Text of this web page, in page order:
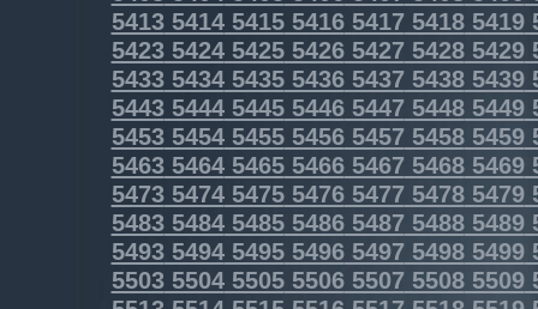
5413541454155416541754185419
5423542454255426542754285429
5433543454355436543754385439
54435444544554465447 54485449
5453545454555456545754585459
54635464546554665467 54685469
54735474547554765477 54785479
54835484548554865487 54885489
54935494549554965497 54985499
55035504550555065507 55085509